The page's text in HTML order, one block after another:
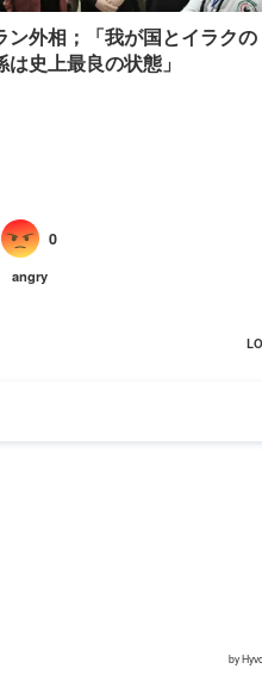
ン外相；「我が国とイラクの
は史上最良の状態」